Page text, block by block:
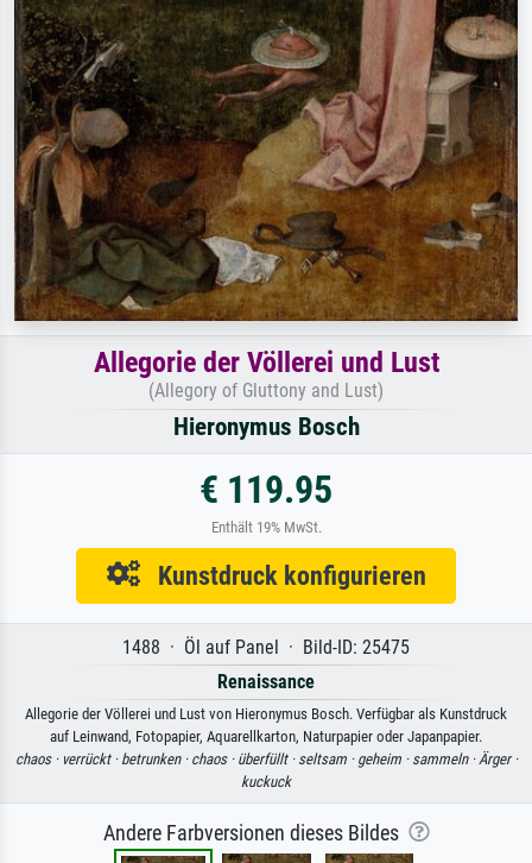
Allegorie der Völlerei und Lust
(Allegory of Gluttony and Lust)
Hieronymus Bosch
€ 119.95
Enthält 19% MwSt.
Kunstdruck konfigurieren
1488 · Öl auf Panel · Bild-ID: 25475
Renaissance
Allegorie der Völlerei und Lust von Hieronymus Bosch. Verfügbar als Kunstdruck
auf Leinwand, Fotopapier, Aquarellkarton, Naturpapier oder Japanpapier.
chaos · verrückt · betrunken · chaos · überfüllt · seltsam · geheim · sammeln ·Ärger ·
kuckuck
Andere Farbversionen dieses Bildes